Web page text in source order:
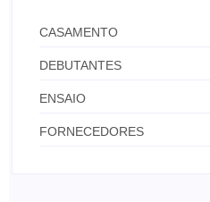
CASAMENTO
DEBUTANTES
ENSAIO
FORNECEDORES